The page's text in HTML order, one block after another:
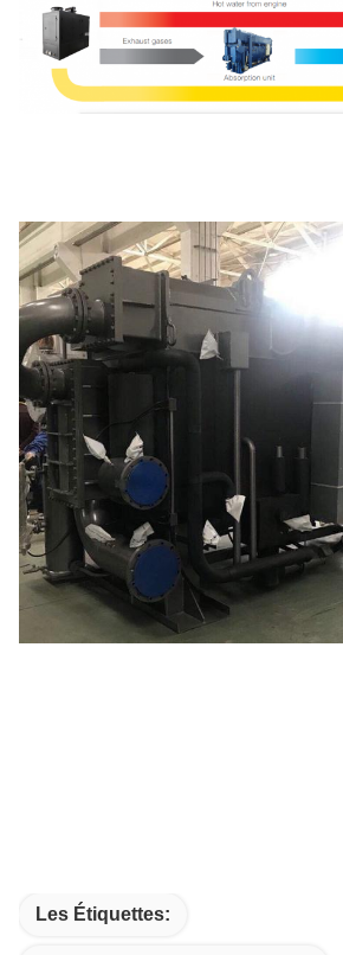
Les Étiquettes: